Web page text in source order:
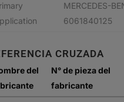
MERCEDES-
6061840125
CRUZADA
del
N° de pieza del
fabricante